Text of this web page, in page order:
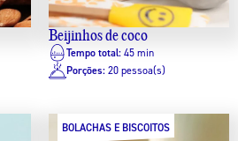
Beijinhos de coco
Tempo total: 45 min
Porções: 20 pessoa(s)
BOLACHAS E BISCOITOS